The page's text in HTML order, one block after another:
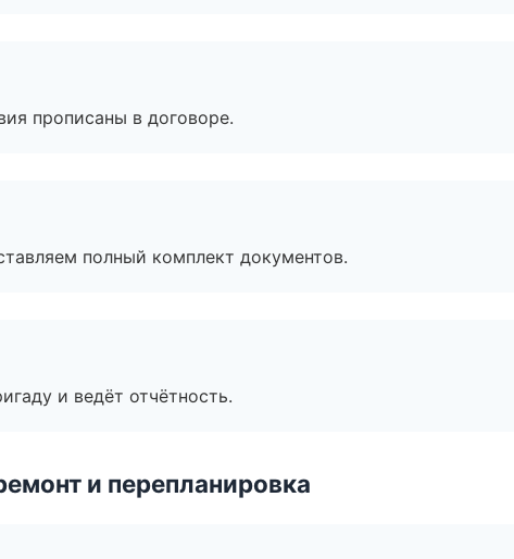
прописаны в договоре.
полный комплект документов.
и ведёт отчётность.
и перепланировка